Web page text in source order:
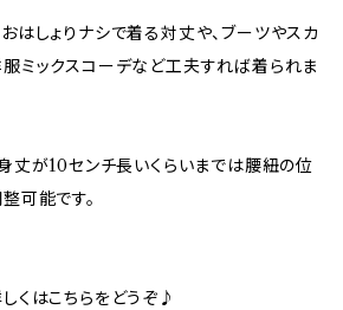
はしょりナシで着る対丈や、ブーツやスカ
ミックスコーデなど工夫すれば着られま
丈が10センチ長いくらいまでは腰紐の位
可能です。
くはこちらをどうぞ♪